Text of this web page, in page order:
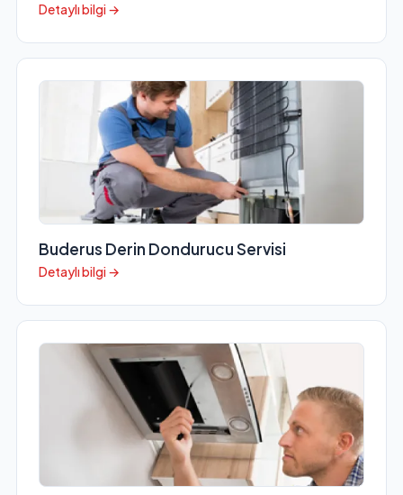
Detaylı bilgi →
Buderus Derin Dondurucu Servisi
Detaylı bilgi →